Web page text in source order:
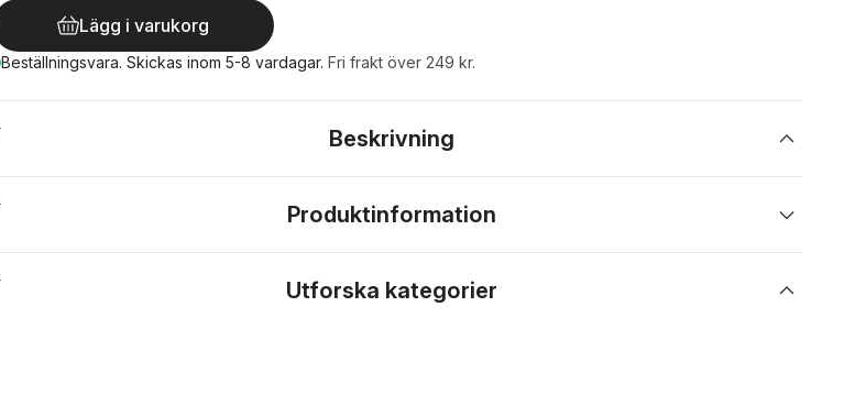
Lägg i varukorg
Beställningsvara. Skickas inom 5-8 vardagar. Fri frakt över 249 kr.
Beskrivning
Produktinformation
Utforska kategorier